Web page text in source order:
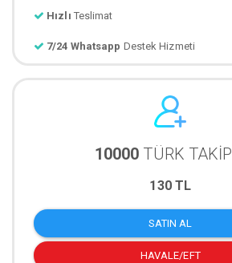
Hızlı Teslimat
7/24 Whatsapp Destek
10000 TÜRK
130 TL
SATIN AL
HAVALE/EFT